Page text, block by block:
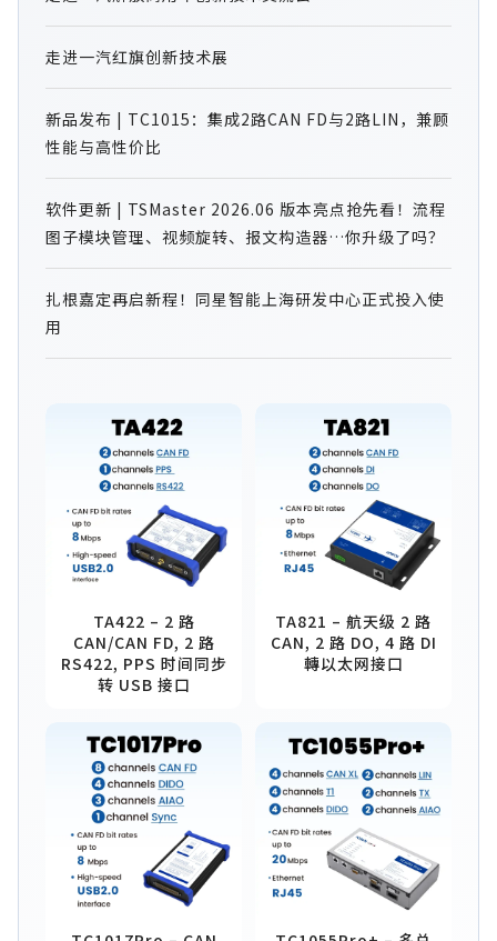
走进一汽红旗创新技术展
新品发布 | TC1015：集成2路CAN FD与2路LIN，兼顾
性能与高性价比
软件更新 | TSMaster 2026.06 版本亮点抢先看！流程
图子模块管理、视频旋转、报文构造器…你升级了吗？
扎根嘉定再启新程！同星智能上海研发中心正式投入使
用
TA422 – 2 路
CAN/CAN FD, 2 路
RS422, PPS 时间同步
转 USB 接口
TA821 – 航天级 2 路
CAN, 2 路 DO, 4 路 DI
轉以太网接口